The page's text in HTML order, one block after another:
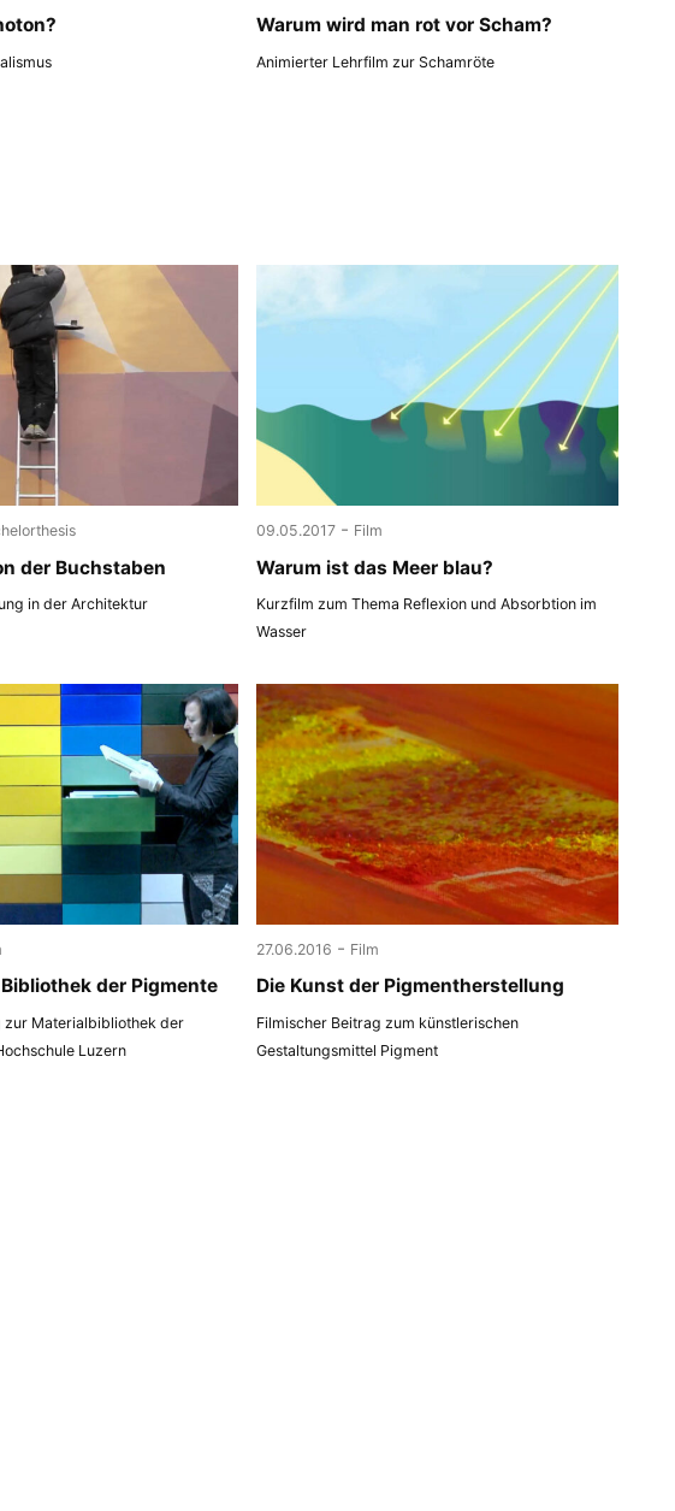
Warum wird man rot vor Scham?
Animierter Lehrfilm zur Schamröte
der Buchstaben
in der Architektur
09.05.2017 - Film
Warum ist das Meer blau?
Kurzfilm zum Thema Reflexion und Absorbtion im
Wasser
der Pigmente
zur Materialbibliothek der
Luzern
27.06.2016 - Film
Die Kunst der Pigmentherstellung
Filmischer Beitrag zum künstlerischen
Gestaltungsmittel Pigment